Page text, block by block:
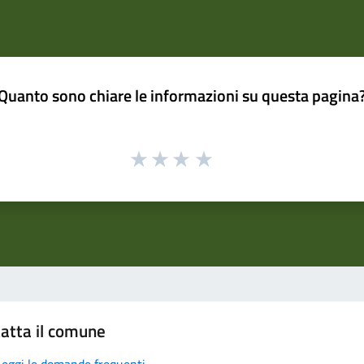
sono chiare le informazioni su questa
il comune